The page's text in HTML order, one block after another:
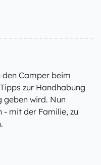
den Camper beim
zur Handhabung
geben wird. Nun
- mit der Familie, zu